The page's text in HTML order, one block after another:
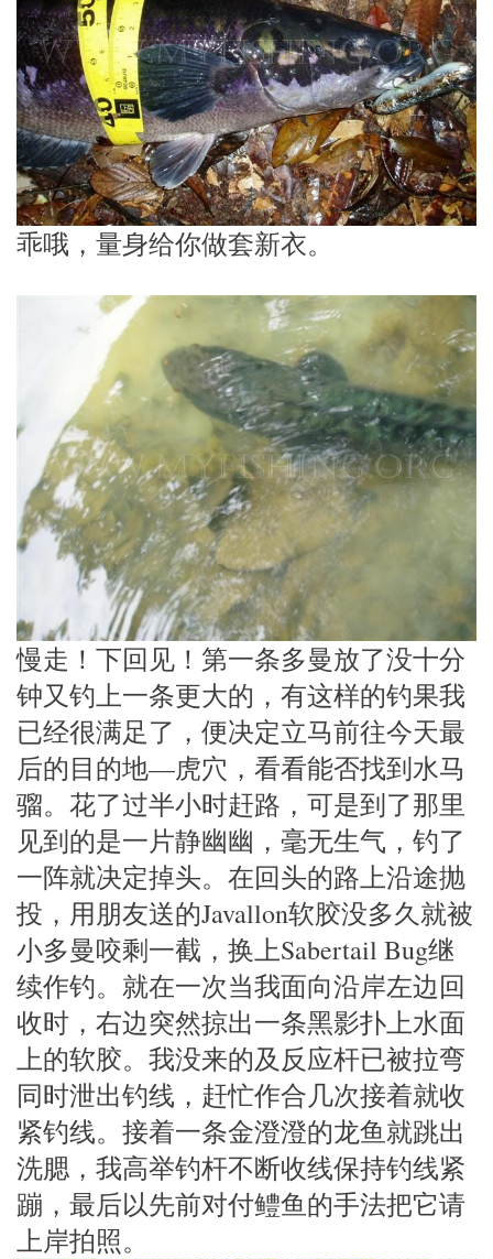
乖哦，量身给你做套新衣。
慢走！下回见！第一条多曼放了没十分
钟又钓上一条更大的，有这样的钓果我
已经很满足了，便决定立马前往今天最
后的目的地—虎穴，看看能否找到水马
骝。花了过半小时赶路，可是到了那里
见到的是一片静幽幽，毫无生气，钓了
一阵就决定掉头。在回头的路上沿途抛
投，用朋友送的Javallon软胶没多久就被
小多曼咬剩一截，换上Sabertail Bug继
续作钓。就在一次当我面向沿岸左边回
收时，右边突然掠出一条黑影扑上水面
上的软胶。我没来的及反应杆已被拉弯
同时泄出钓线，赶忙作合几次接着就收
紧钓线。接着一条金澄澄的龙鱼就跳出
洗腮，我高举钓杆不断收线保持钓线紧
蹦，最后以先前对付鳢鱼的手法把它请
上岸拍照。